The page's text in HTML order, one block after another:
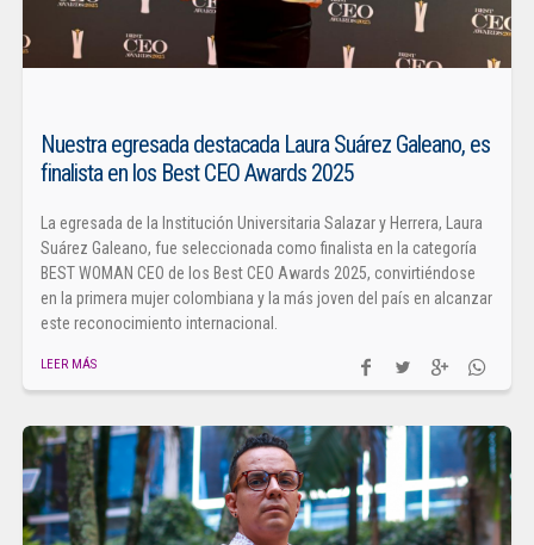
Nuestra egresada destacada Laura Suárez Galeano, es
finalista en los Best CEO Awards 2025
La egresada de la Institución Universitaria Salazar y Herrera, Laura
Suárez Galeano, fue seleccionada como finalista en la categoría
BEST WOMAN CEO de los Best CEO Awards 2025, convirtiéndose
en la primera mujer colombiana y la más joven del país en alcanzar
este reconocimiento internacional.
LEER MÁS